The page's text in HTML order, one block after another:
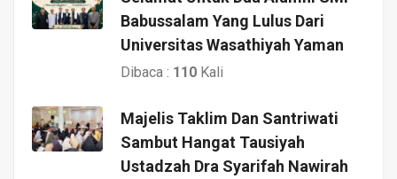
Babussalam Yang Lulus Dari
Universitas Wasathiyah Yaman
Dibaca : 110 Kali
Majelis Taklim Dan Santriwati
Sambut Hangat Tausiyah
Ustadzah Dra Syarifah Nawirah